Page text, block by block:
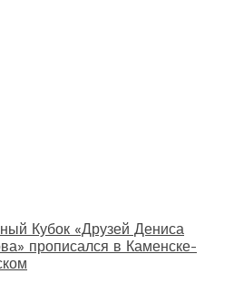
Кубок «Друзей Дениса
прописался в Каменске-